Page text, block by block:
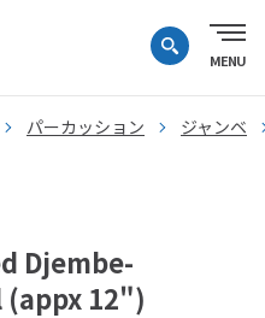
パーカッション ジャンベ
Djembe-
12")